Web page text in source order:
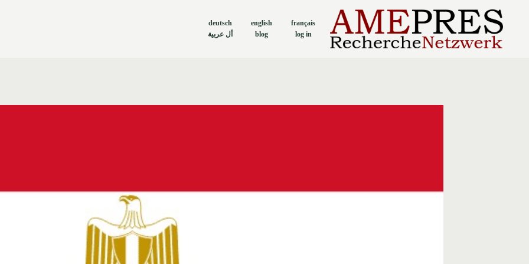
deutsch english
français
أل عربية
blog log in